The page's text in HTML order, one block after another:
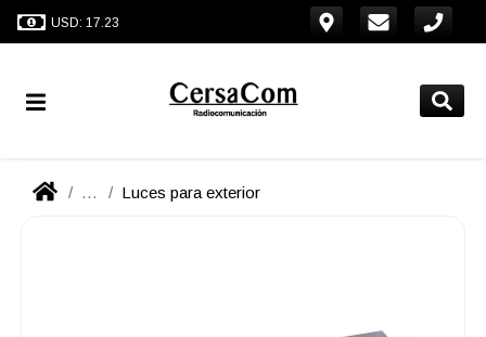
USD: 17.23
... Luces para exterior